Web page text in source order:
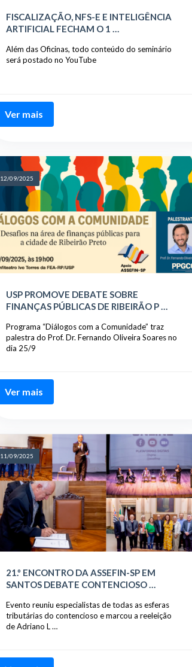
FISCALIZAÇÃO, NFS-E E INTELIGÊNCIA
ARTIFICIAL FECHAM O 1 …
Além das Oficinas, todo conteúdo do seminário
será postado no YouTube
Ver mais
12/09/2025
USP PROMOVE DEBATE SOBRE
FINANÇAS PÚBLICAS DE RIBEIRÃO P …
Programa “Diálogos com a Comunidade” traz
palestra do Prof. Dr. Fernando Oliveira Soares no
dia 25/9
Ver mais
11/09/2025
21.º ENCONTRO DA ASSEFIN-SP EM
SANTOS DEBATE CONTENCIOSO …
Evento reuniu especialistas de todas as esferas
tributárias do contencioso e marcou a reeleição
de Adriano L …